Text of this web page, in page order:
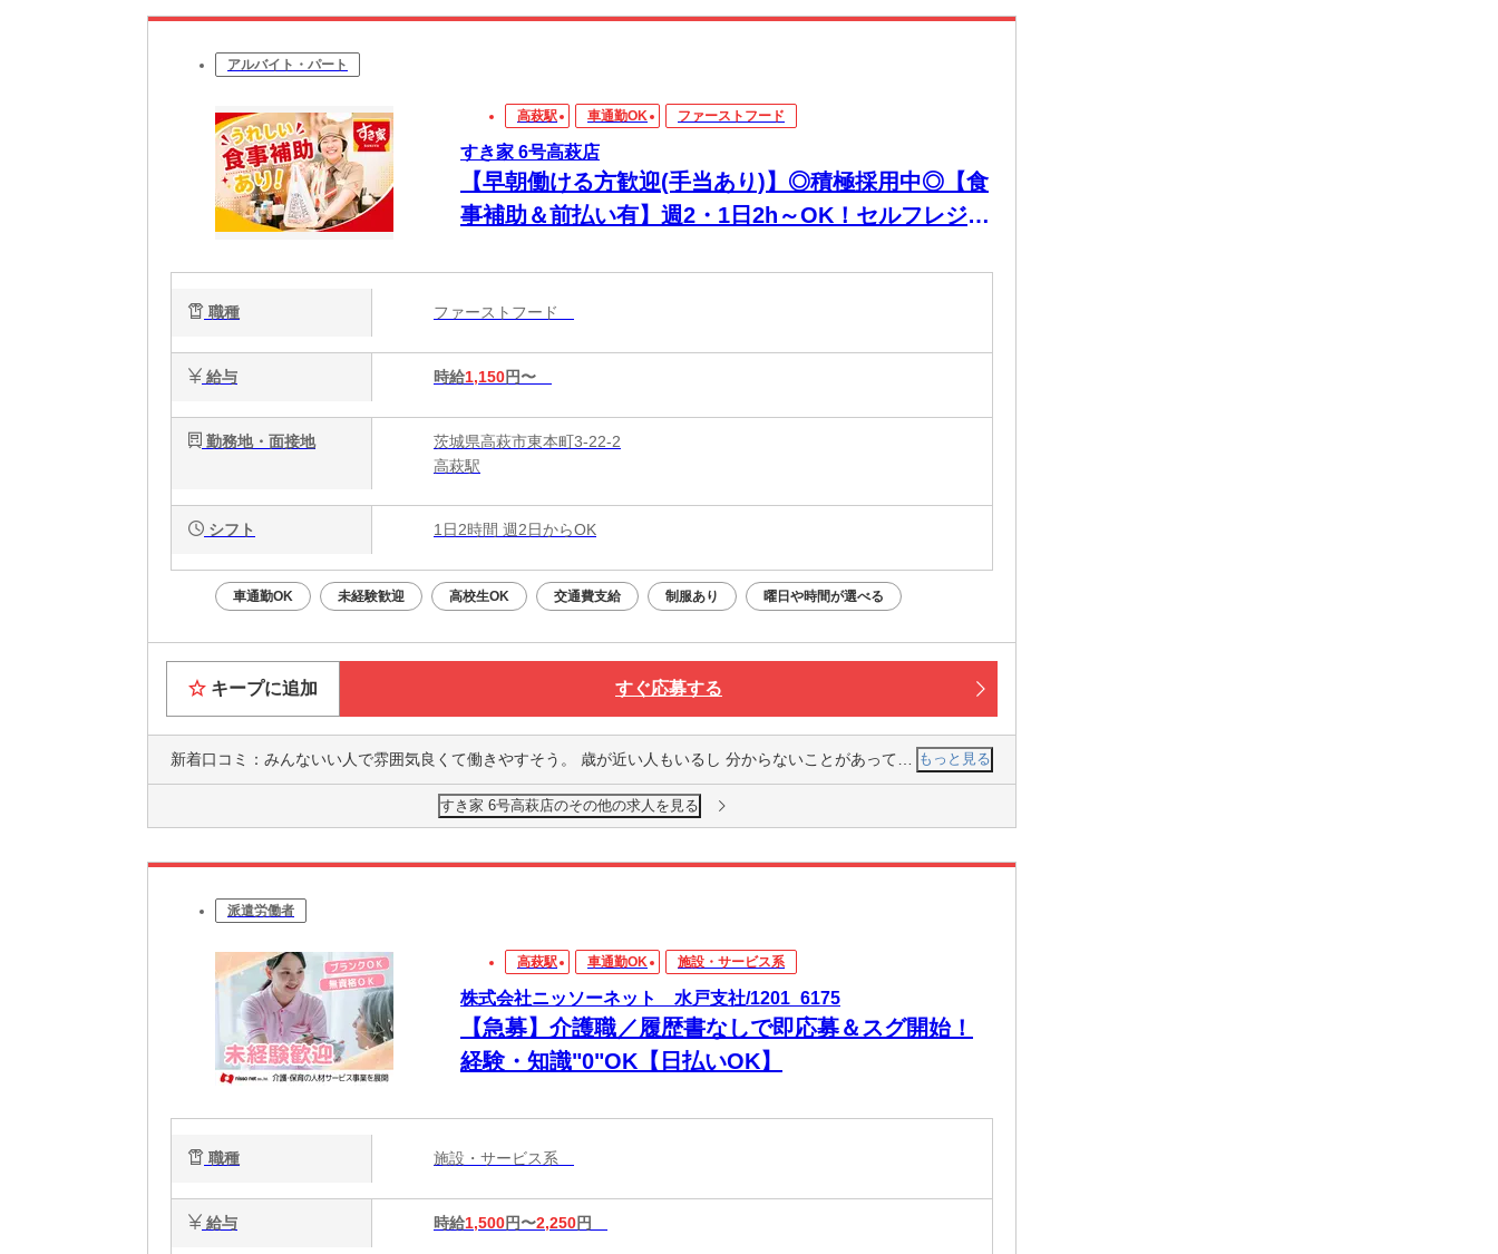
アルバイト・パート
高萩駅 車通勤OK ファーストフード
すき家 6号高萩店
【早朝働ける方歓迎(手当あり)】◎積極採用中◎【食
事補助＆前払い有】週2・1日2h～OK！セルフレジで
職種 ファーストフード
給与 時給1,150円〜
勤務地・面接地
茨城県高萩市東本町3-22-2
高萩駅
シフト 1日2時間 週2日からOK
車通勤OK 未経験歓迎 高校生OK 交通費支給 制服あり 曜日や時間が選べる
キープに追加 すぐ応募する
新着口コミ： みんないい人で雰囲気良くて働きやすそう。 歳が近い人もいるし 分からないことがあっても気楽に聞けるのでとてもいいと思う もっと見る
すき家 6号高萩店のその他の求人を見る
派遣労働者
高萩駅 車通勤OK 施設・サービス系
株式会社ニッソーネット 水戸支社/1201_6175
【急募】介護職／履歴書なしで即応募＆スグ開始！
経験・知識"0"OK【日払いOK】
職種 施設・サービス系
給与 時給1,500円〜2,250円